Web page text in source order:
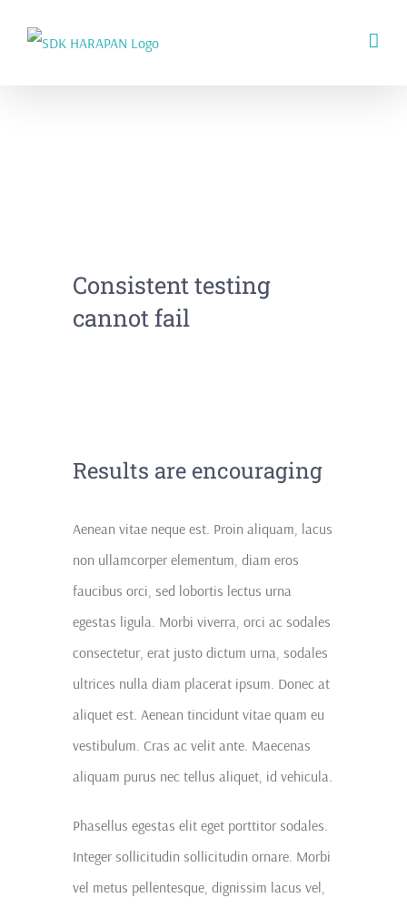
Consistent testing
cannot fail
Results are encouraging
Aenean vitae neque est. Proin aliquam, lacus
non ullamcorper elementum, diam eros
faucibus orci, sed lobortis lectus urna
egestas ligula. Morbi viverra, orci ac sodales
consectetur, erat justo dictum urna, sodales
ultrices nulla diam placerat ipsum. Donec at
aliquet est. Aenean tincidunt vitae quam eu
vestibulum. Cras ac velit ante. Maecenas
aliquam purus nec tellus aliquet, id vehicula.
Phasellus egestas elit eget porttitor sodales.
Integer sollicitudin sollicitudin ornare. Morbi
vel metus pellentesque, dignissim lacus vel,